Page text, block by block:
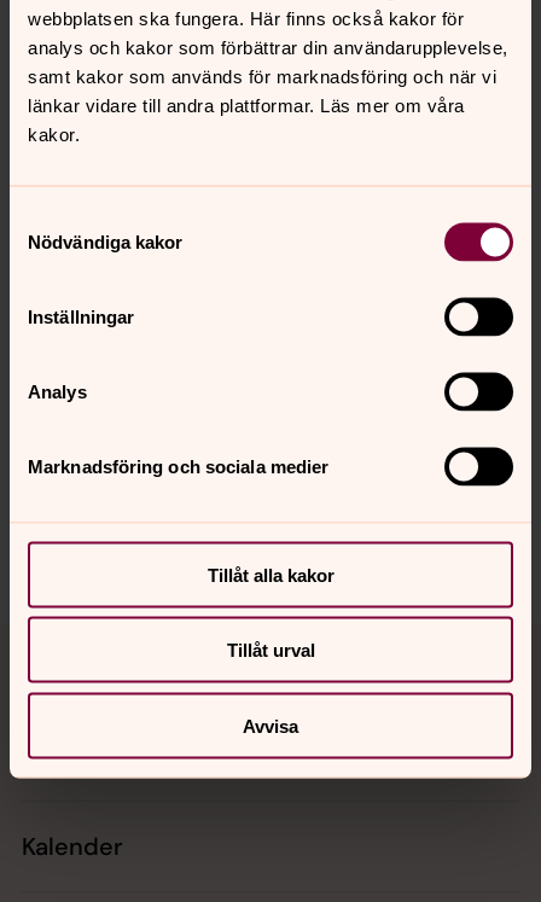
webbplatsen ska fungera. Här finns också kakor för
analys och kakor som förbättrar din användarupplevelse,
samt kakor som används för marknadsföring och när vi
länkar vidare till andra plattformar. Läs mer om våra
kakor.
Nödvändiga kakor
Inställningar
Analys
Marknadsföring och sociala medier
Tillåt alla kakor
Tillåt urval
Avvisa
Torsdagsmusik
torsdag 10 september 2026·12.00–12.30
S:t Nicolai kyrka
Craig
innehåll?
Kontakt
Kalender